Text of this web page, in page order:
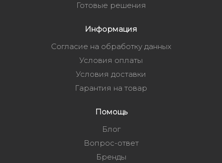
Готовые решения
Информация
Согласие на обработку данных
Условия оплаты
Условия доставки
Гарантия на товар
Помощь
Блог
Вопрос-ответ
Бренды